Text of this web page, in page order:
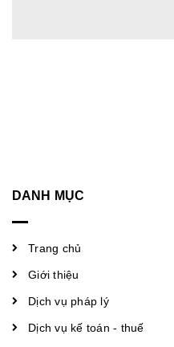
DANH MỤC
Trang chủ
Giới thiệu
Dịch vụ pháp lý
Dịch vụ kế toán - thuế